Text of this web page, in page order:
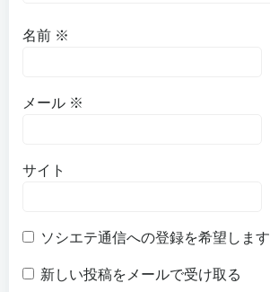
名前 ※
メール ※
サイト
ソシエテ通信への登録を希望します
新しい投稿をメールで受け取る